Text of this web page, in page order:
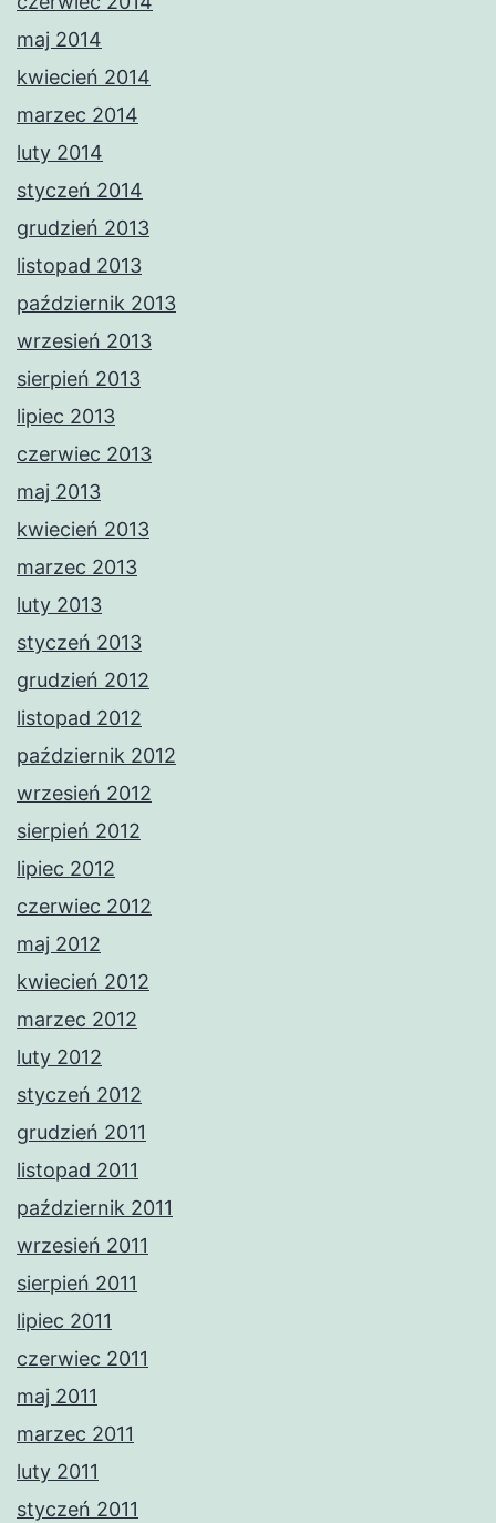
maj 2014
kwiecień 2014
marzec 2014
luty 2014
styczeń 2014
grudzień 2013
listopad 2013
październik 2013
wrzesień 2013
sierpień 2013
lipiec 2013
czerwiec 2013
maj 2013
kwiecień 2013
marzec 2013
luty 2013
styczeń 2013
grudzień 2012
listopad 2012
październik 2012
wrzesień 2012
sierpień 2012
lipiec 2012
czerwiec 2012
maj 2012
kwiecień 2012
marzec 2012
luty 2012
styczeń 2012
grudzień 2011
listopad 2011
październik 2011
wrzesień 2011
sierpień 2011
lipiec 2011
czerwiec 2011
maj 2011
marzec 2011
luty 2011
styczeń 2011